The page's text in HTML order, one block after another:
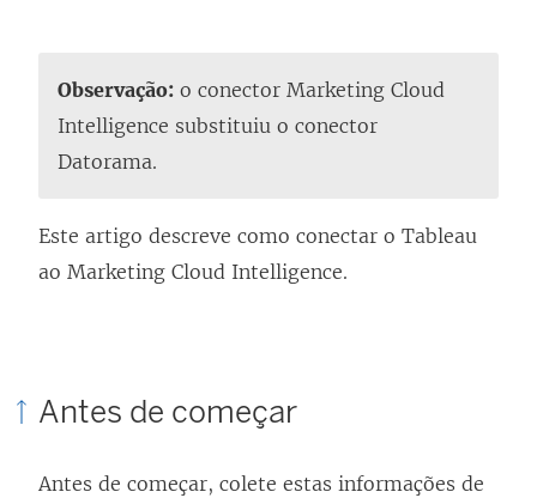
Observação: o conector Marketing Cloud
Intelligence substituiu o conector
Datorama.
Este artigo descreve como conectar o Tableau
ao Marketing Cloud Intelligence.
Antes de começar
Antes de começar, colete estas informações de